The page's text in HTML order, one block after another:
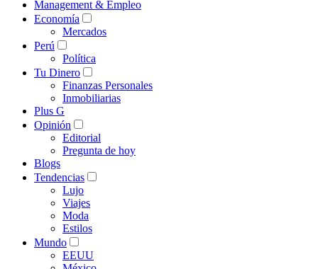
Management & Empleo
Economía
Mercados
Perú
Política
Tu Dinero
Finanzas Personales
Inmobiliarias
Plus G
Opinión
Editorial
Pregunta de hoy
Blogs
Tendencias
Lujo
Viajes
Moda
Estilos
Mundo
EEUU